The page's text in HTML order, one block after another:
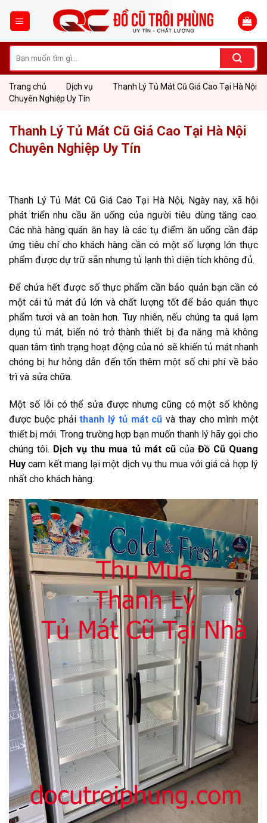
kiếm:
Trang chủ Dịch vụ
Thanh Lý Tủ Mát Cũ Giá Cao Tại Hà Nội
Chuyên Nghiệp Uy Tín
Thanh Lý Tủ Mát Cũ Giá Cao Tại Hà Nội
Chuyên Nghiệp Uy Tín
Thanh Lý Tủ Mát Cũ Giá Cao Tại Hà Nội, Ngày nay, xã hội
phát triển nhu cầu ăn uống của người tiêu dùng tăng cao.
Các nhà hàng quán ăn hay là các tụ điểm ăn uống cần đáp
ứng tiêu chí cho khách hàng cần có một số lượng lớn thực
phẩm được dự trữ sẵn nhưng tủ lạnh thì diện tích không đủ.
Để chứa hết được số thực phẩm cần bảo quản bạn cần có
một cái tủ mát đủ lớn và chất lượng tốt để bảo quản thực
phẩm tươi và an toàn hơn. Tuy nhiên, nếu chúng ta quá lạm
dụng tủ mát, biến nó trở thành thiết bị đa năng mà không
quan tâm tình trạng hoạt động của nó sẽ khiến tủ mát nhanh
chóng bị hư hỏng dẫn đến tốn thêm một số chi phí về bảo
trì và sửa chữa.
Một số lỗi có thể sửa được nhưng cũng có một số không
được buộc phải thanh lý tủ mát cũ và thay cho mình một
thiết bị mới. Trong trường hợp bạn muốn thanh lý hãy gọi cho
chúng tôi. Dịch vụ thu mua tủ mát cũ của Đồ Cũ Quang
Huycam kết mang lại một dịch vụ thu mua với giá cả hợp lý
nhất cho khách hàng.